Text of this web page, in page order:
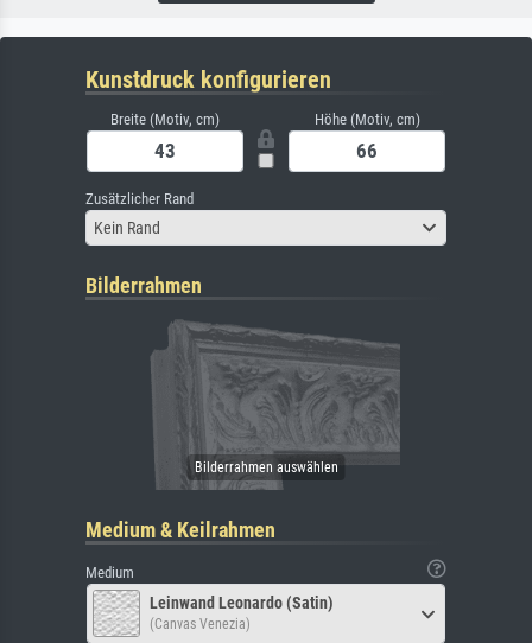
Kunstdruck konfigurieren
Breite (Motiv, cm) Höhe (Motiv, cm)
Zusätzlicher Rand
Kein Rand
Bilderrahmen
Medium & Keilrahmen
Medium
Leinwand Leonardo (Satin)
(Canvas Venezia)